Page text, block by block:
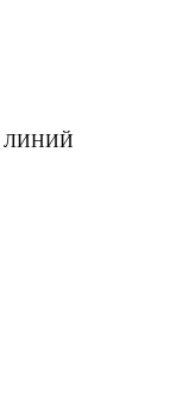
ЛИНИЙ